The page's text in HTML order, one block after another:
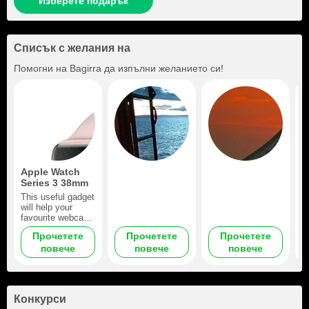
Списък с желания на
Помогни на Bagirra да изпълни желанието си!
Apple Watch
Series 3 38mm
This useful gadget
will help your
favourite webcam
babe organize her
activities
efficiently. With
this Apple
smartwatch on her
calls, browse
Прочетете
повече
Прочетете
повече
Прочетете
повече
Конкурси